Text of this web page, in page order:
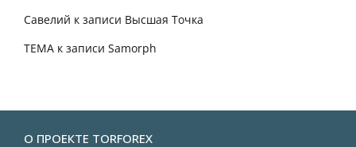
Савелий к записи Высшая Точка
TEMA к записи Samorph
О ПРОЕКТЕ TORFOREX